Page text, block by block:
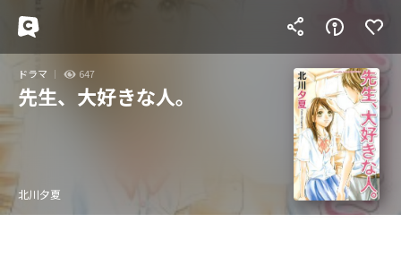
ドラマ 647
先生、大好きな人。
北川夕夏